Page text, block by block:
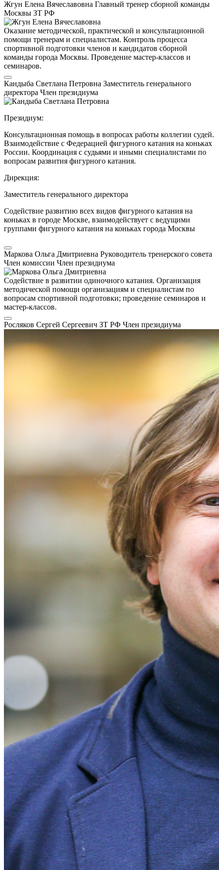
Жгун Елена Вячеславовна Главный тренер сборной команды
Москвы ЗТ РФ
Оказание методической, практической и консультационной
помощи тренерам и специалистам. Контроль процесса
спортивной подготовки членов и кандидатов сборной
команды города Москвы. Проведение мастер-классов и
семинаров.
Кандыба Светлана Петровна Заместитель генерального
директора Член президиума
Президиум:
Консультационная помощь в вопросах работы коллегии судей.
Взаимодействие с Федерацией фигурного катания на коньках
России. Координация с судьями и иными специалистами по
вопросам развития фигурного катания.
Дирекция:
Заместитель генерального директора
Содействие развитию всех видов фигурного катания на
коньках в городе Москве, взаимодействует с ведущими
группами фигурного катания на коньках города Москвы
Маркова Ольга Дмитриевна Руководитель тренерского совета
Член комиссии Член президиума
Содействие в развитии одиночного катания. Организация
методической помощи организациям и специалистам по
вопросам спортивной подготовки; проведение семинаров и
мастер-классов.
Росляков Сергей Сергеевич ЗТ РФ Член президиума